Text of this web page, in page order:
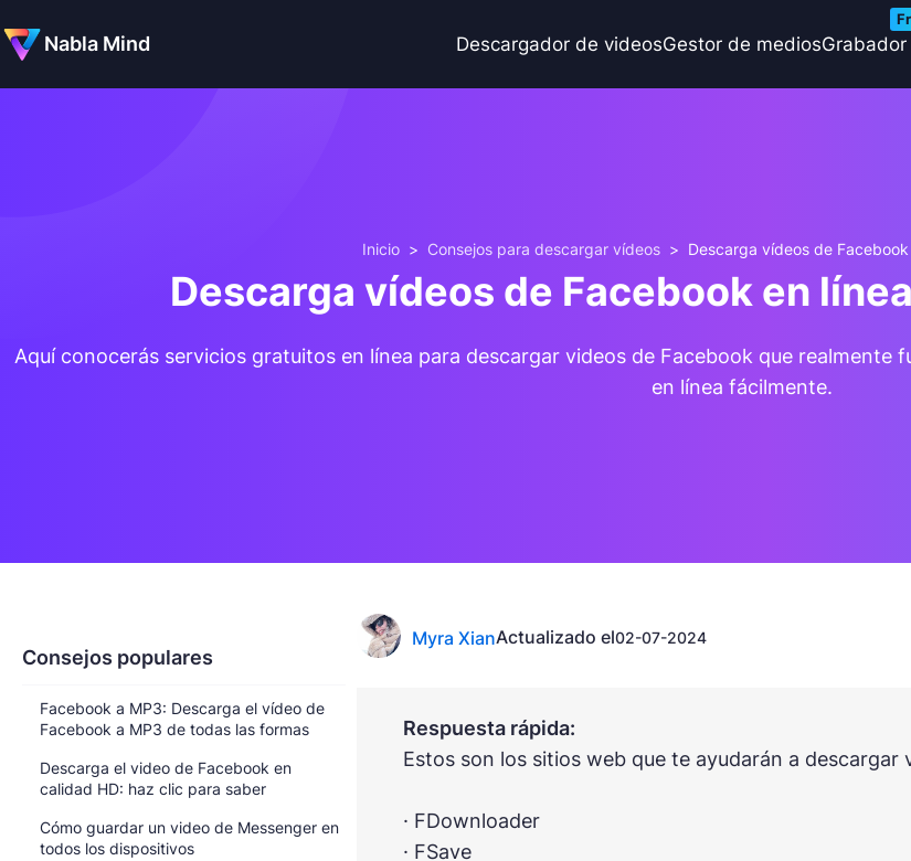
Nabla Mind Descargador de videosGestor de medios
Inicio > Consejos para descargar vídeos > Descarga vídeos de
Descarga vídeos de Facebook en
Aquí conocerás servicios gratuitos en línea para descargar videos de Facebook que
en línea fácilmente.
Consejos populares
Facebook a MP3: Descarga el vídeo de
Facebook a MP3 de todas las formas
Descarga el video de Facebook en
calidad HD: haz clic para saber
Cómo guardar un video de Messenger en
todos los dispositivos
Myra XianActualizado el02-07-2024
Respuesta rápida:
Estos son los sitios web que te ayudarán a descargar
· FDownloader
· FSave